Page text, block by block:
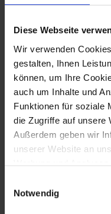
Diese Webseite
Wir verwenden
gestalten, Ihnen
können, um Ihre
auch um Inhalte und
Funktionen für soziale
die Zugriffe auf unsere
Außerdem geben wir
unserer Website an
Werbung und
gegeben ist, und in
effektiv durchsetzen
Notwendig
an das
24.5.1938
Bestellung von
zum Gauleiter